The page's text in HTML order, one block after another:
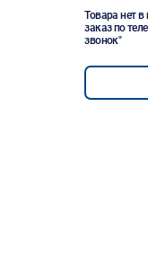
Товара нет
заказ по
звонок"